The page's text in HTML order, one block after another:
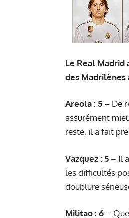
Le Real
des
Areola : 5 – De
assurément
reste, il a fait
Vazquez : 5 – Il
les difficultés
doublure
Militao : 6 –